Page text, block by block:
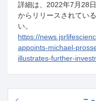
詳細は、 2022年7 月 28
からリリースされてい
い。
https://
appoints-michael-
illustrates-further-